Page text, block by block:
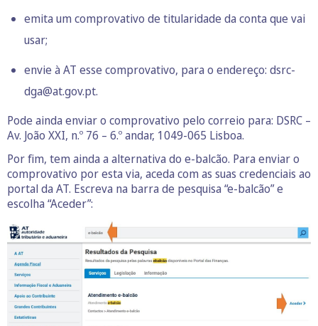
emita um comprovativo de titularidade da conta que vai
usar;
envie à AT esse comprovativo, para o endereço: dsrc-
dga@at.gov.pt.
Pode ainda enviar o comprovativo pelo correio para: DSRC –
Av. João XXI, n.º 76 – 6.º andar, 1049-065 Lisboa.
Por fim, tem ainda a alternativa do e-balcão. Para enviar o
comprovativo por esta via, aceda com as suas credenciais ao
portal da AT. Escreva na barra de pesquisa “e-balcão” e
escolha “Aceder”: